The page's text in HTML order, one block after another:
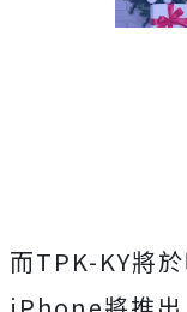
而TPK-KY將